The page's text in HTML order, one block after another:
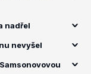
nadřel
nevyšel